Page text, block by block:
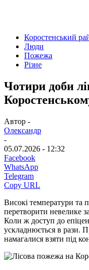
Коростенський
Люди
Пожежа
Різне
Чотири доби
Автор -
Олександр
-
05.07.2026 - 12:32
Facebook
WhatsApp
Telegram
Copy URL
Високі температури та
перетворити невелике
Коли ж доступ до
ускладнюється в рази.
намагалися взяти під